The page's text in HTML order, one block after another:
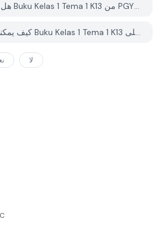
هل أحتاج إلى حساب لتحميل Buku Kelas 1 Tema 1 K13 من PGYER APK HUB؟
كيف يمكنني الإبلاغ عن مشكلة في Buku Kelas 1 Tema 1 K13 على PGYER APK HUB؟
لا